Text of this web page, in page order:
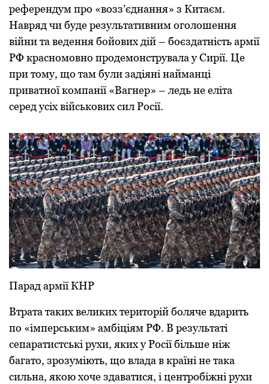
референдум про «возз’єднання» з Китаєм.
Навряд чи буде результативним оголошення
війни та ведення бойових дій – боєздатність армії
РФ красномовно продемонструвала у Сирії. Це
при тому, що там були задіяні найманці
приватної компанії «Вагнер» – ледь не еліта
серед усіх військових сил Росії.
Парад армії КНР
Втрата таких великих територій боляче вдарить
по «імперським» амбіціям РФ. В результаті
сепаратистські рухи, яких у Росії більше ніж
багато, зрозуміють, що влада в країні не така
сильна, якою хоче здаватися, і центробіжні рухи